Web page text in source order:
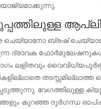
ചെയ്യാനോ ബ്രഷ്
ദ്രാവക
ലളിതവും
വേഗത്തിലുള്ള
കുറഞ്ഞ ദുർഗന്ധ